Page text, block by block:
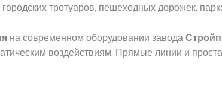
тротуаров, пешеходных дорожек,
на современном оборудовании завода
воздействиям. Прямые линии и